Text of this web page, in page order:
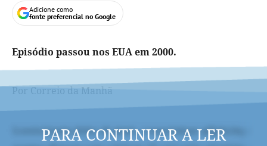
Adicione como
fonte preferencial no Google
Episódio passou nos EUA em 2000.
Por Correio da Manhã
PARA CONTINUAR A LER